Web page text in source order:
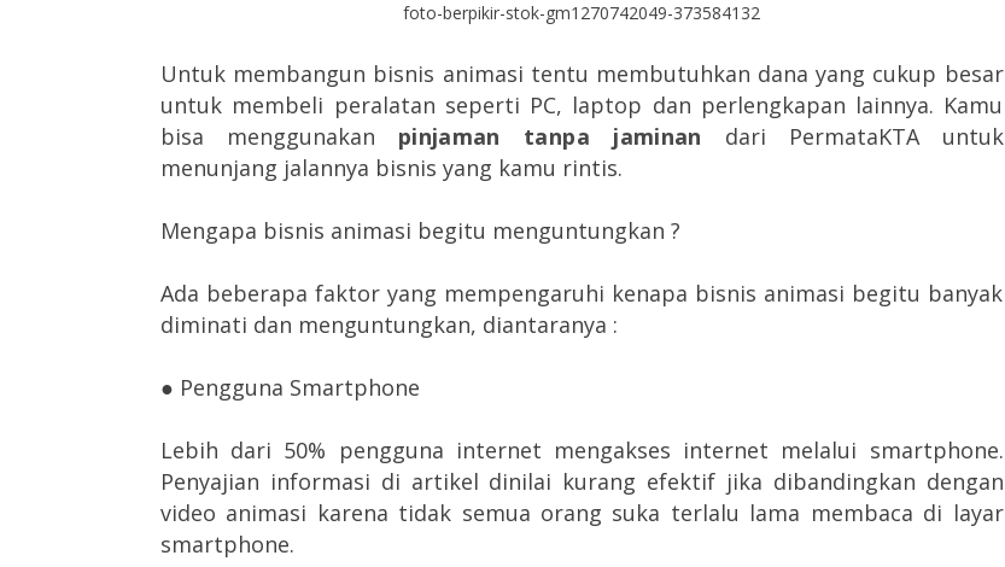
foto-berpikir-stok-gm1270742049-373584132
Untuk membangun bisnis animasi tentu membutuhkan dana yang cukup besar
untuk membeli peralatan seperti PC, laptop dan perlengkapan lainnya. Kamu
bisa menggunakan pinjaman tanpa jaminan dari PermataKTA untuk
menunjang jalannya bisnis yang kamu rintis.
Mengapa bisnis animasi begitu menguntungkan ?
Ada beberapa faktor yang mempengaruhi kenapa bisnis animasi begitu banyak
diminati dan menguntungkan, diantaranya :
● Pengguna Smartphone
Lebih dari 50% pengguna internet mengakses internet melalui smartphone.
Penyajian informasi di artikel dinilai kurang efektif jika dibandingkan dengan
video animasi karena tidak semua orang suka terlalu lama membaca di layar
smartphone.